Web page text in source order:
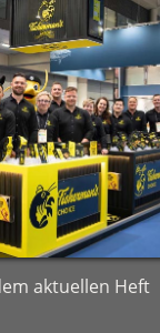
aktuellen Heft